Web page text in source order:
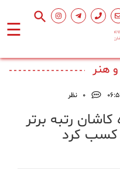
☰
هنر
0 نظر
رتبه بر‌تر
کسب کرد